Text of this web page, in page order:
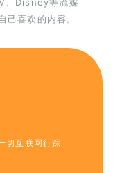
、Disney等流媒
己喜欢的内容。
切互联网行踪